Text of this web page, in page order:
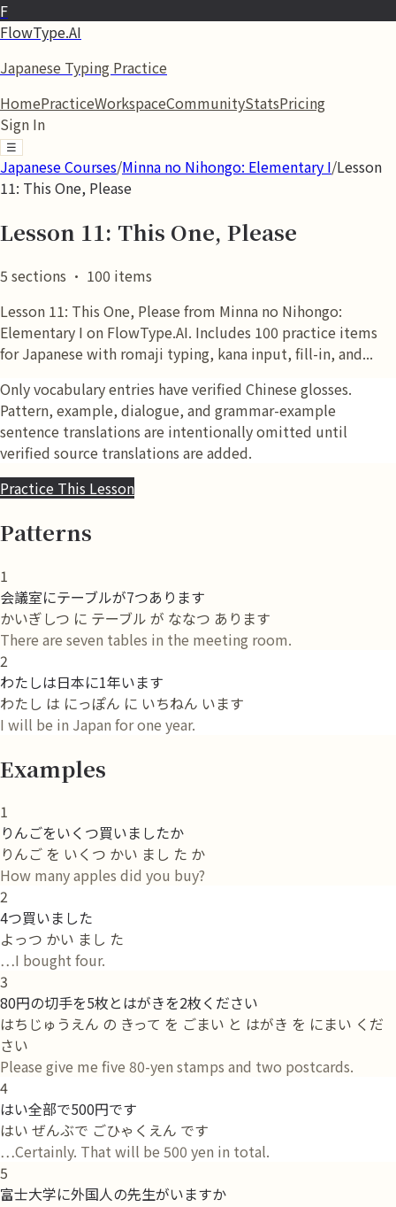
F
FlowType.AI
Japanese Typing Practice
HomePracticeWorkspaceCommunityStatsPricing
Sign In
☰
Japanese Courses/Minna no Nihongo: Elementary I/Lesson
11: This One, Please
Lesson 11: This One, Please
5 sections · 100 items
Lesson 11: This One, Please from Minna no Nihongo:
Elementary I on FlowType.AI. Includes 100 practice items
for Japanese with romaji typing, kana input, fill-in, and...
Only vocabulary entries have verified Chinese glosses.
Pattern, example, dialogue, and grammar-example
sentence translations are intentionally omitted until
verified source translations are added.
Practice This Lesson
Patterns
1
会議室にテーブルが7つあります
かいぎしつ に テーブル が ななつ あります
There are seven tables in the meeting room.
2
わたしは日本に1年います
わたし は にっぽん に いちねん います
I will be in Japan for one year.
Examples
1
りんごをいくつ買いましたか
りんご を いくつ かい まし た か
How many apples did you buy?
2
4つ買いました
よっつ かい まし た
…I bought four.
3
80円の切手を5枚とはがきを2枚ください
はちじゅうえん の きって を ごまい と はがき を にまい くだ
さい
Please give me five 80-yen stamps and two postcards.
4
はい全部で500円です
はい ぜんぶで ごひゃくえん です
…Certainly. That will be 500 yen in total.
5
富士大学に外国人の先生がいますか